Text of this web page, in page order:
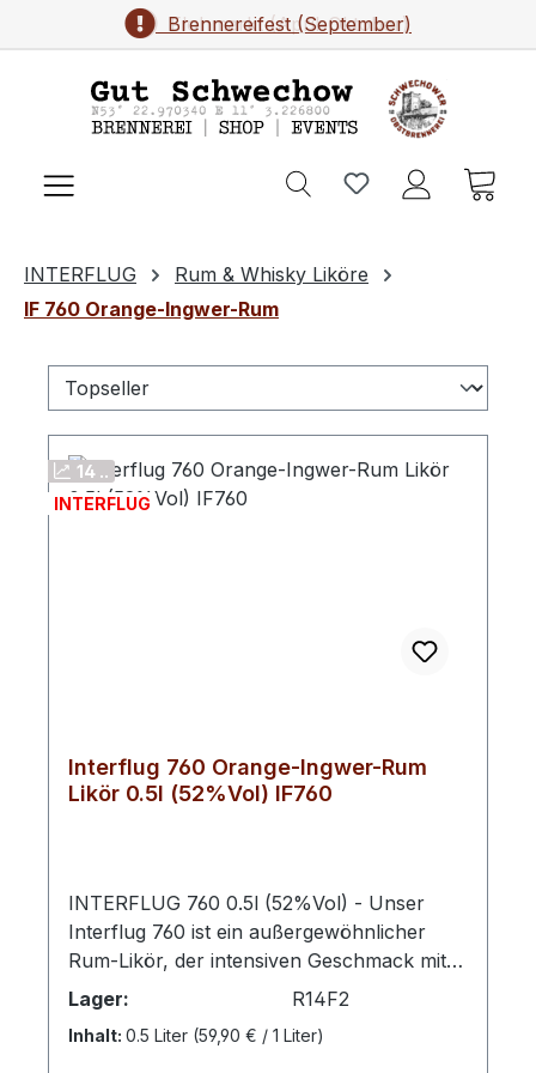
Zum Hauptinhalt springenFlohmarkt (April-Oktober)
Brennereifest (September)
INTERFLUG
Rum & Whisky Liköre
IF 760 Orange-Ingwer-Rum
14 ..
INTERFLUG
Interflug 760 Orange-Ingwer-Rum
Likör 0.5l (52%Vol) IF760
INTERFLUG 760 0.5l (52%Vol) - Unser
Interflug 760 ist ein außergewöhnlicher
Rum-Likör, der intensiven Geschmack mit
feiner Aromatik verbindet. Mit seinen
kräftigen 52% Vol. präsentiert er sich
charakterstark, gleichzeitig jedoch
Lager: R14F2
Inhalt: 0.5 Liter (59,90 € / 1 Liter)